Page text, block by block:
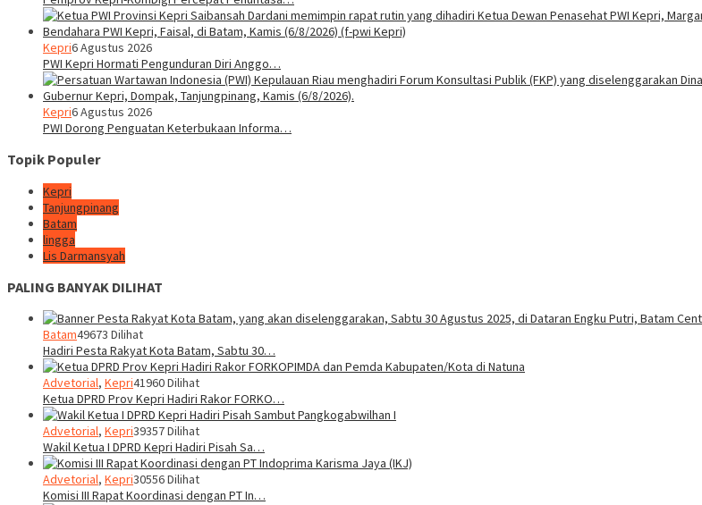
Kepri6 Agustus 2026
PWI Kepri Hormati Pengunduran Diri Anggo…
Kepri6 Agustus 2026
PWI Dorong Penguatan Keterbukaan Informa…
Topik Populer
Kepri
Tanjungpinang
Batam
lingga
Lis Darmansyah
PALING BANYAK DILIHAT
Batam49673 Dilihat
Hadiri Pesta Rakyat Kota Batam, Sabtu 30…
Advetorial, Kepri41960 Dilihat
Ketua DPRD Prov Kepri Hadiri Rakor FORKO…
Advetorial, Kepri39357 Dilihat
Wakil Ketua I DPRD Kepri Hadiri Pisah Sa…
Advetorial, Kepri30556 Dilihat
Komisi III Rapat Koordinasi dengan PT In…